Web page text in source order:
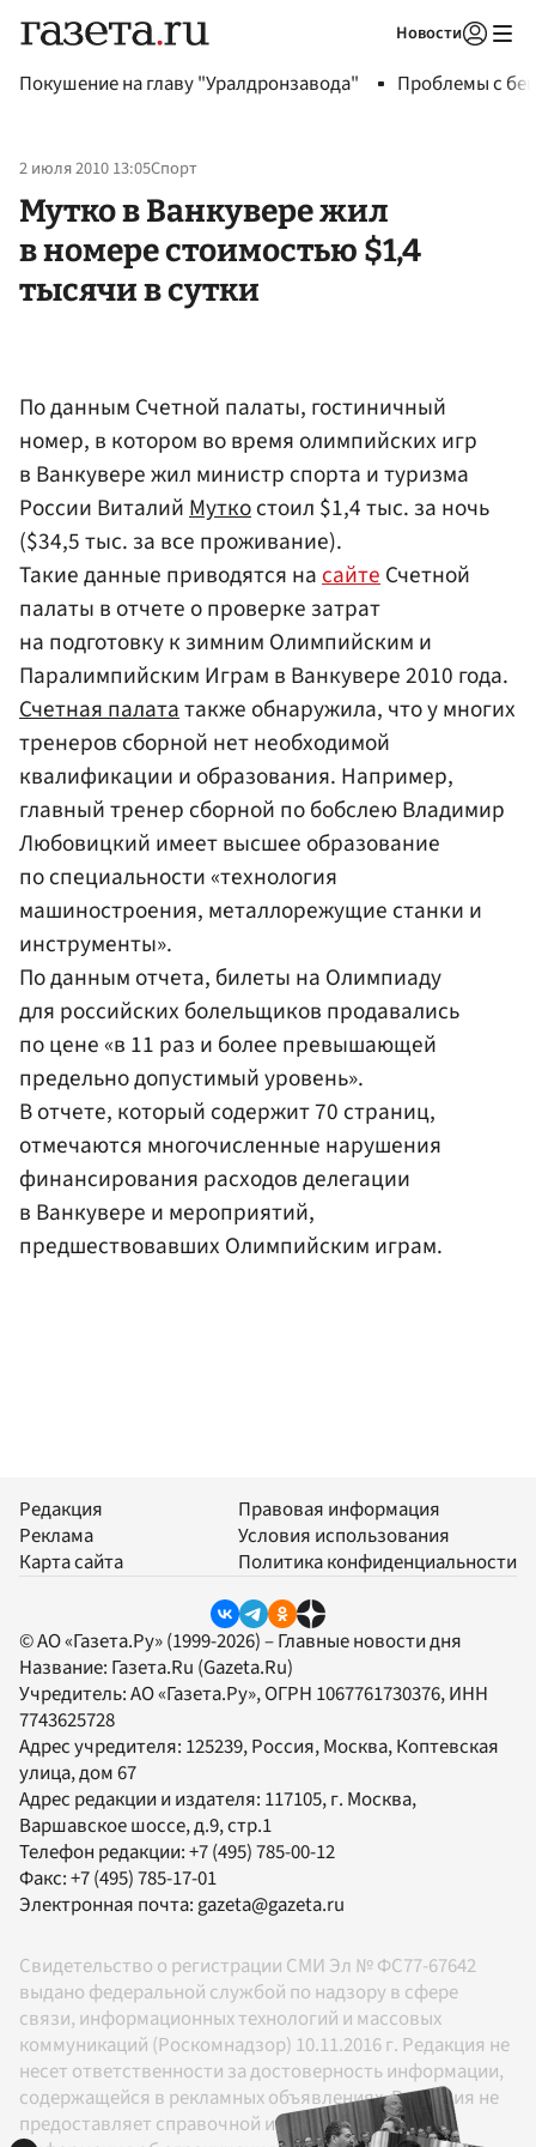
Новости
Покушение на главу "Уралдронзавода" Проблемы с
2 июля 2010 13:05Спорт
Мутко в Ванкувере жил
в номере стоимостью $1,4
тысячи в сутки
По данным Счетной палаты, гостиничный
номер, в котором во время олимпийских игр
в Ванкувере жил министр спорта и туризма
России ВиталийМуткостоил $1,4 тыс. за ночь
($34,5 тыс. за все проживание).
Такие данные приводятся насайтеСчетной
палаты в отчете о проверке затрат
на подготовку к зимним Олимпийским и
Паралимпийским Играм в Ванкувере 2010 года.
Счетная палататакже обнаружила, что у многих
тренеров сборной нет необходимой
квалификации и образования. Например,
главный тренер сборной по бобслею Владимир
Любовицкий имеет высшее образование
по специальности «технология
машиностроения, металлорежущие станки и
инструменты».
По данным отчета, билеты на Олимпиаду
для российских болельщиков продавались
по цене «в 11 раз и более превышающей
предельно допустимый уровень».
В отчете, который содержит 70 страниц,
отмечаются многочисленные нарушения
финансирования расходов делегации
в Ванкувере и мероприятий,
предшествовавших Олимпийским играм.
Редакция
Реклама
Карта сайта
Правовая информация
Условия использования
Политика конфиденциальности
© АО «Газета.Ру» (1999-2026) – Главные новости дня
Название: Газета.Ru (Gazeta.Ru)
Учредитель:АО «Газета.Ру», ОГРН 1067761730376, ИНН
7743625728
Адрес учредителя: 125239, Россия, Москва, Коптевская
улица, дом 67
Адрес редакции и издателя: 117105, г. Москва,
Варшавское шоссе, д.9, стр.1
Телефон редакции:+7 (495) 785-00-12
Факс:+7 (495) 785-17-01
Электронная почта:gazeta@gazeta.ru
Свидетельство о регистрации СМИ Эл № ФС77-67642
выдано федеральной службой по надзору в сфере
связи, информационных технологий и массовых
коммуникаций (Роскомнадзор) 10.11.2016 г. Редакция не
несет ответственности за достоверность информации,
содержащейся в рекламных объявлениях. Редакция не
предоставляет справочной информации.